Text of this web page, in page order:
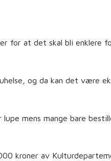
for at det skal bli
og da kan det være
mens mange bare
kroner av